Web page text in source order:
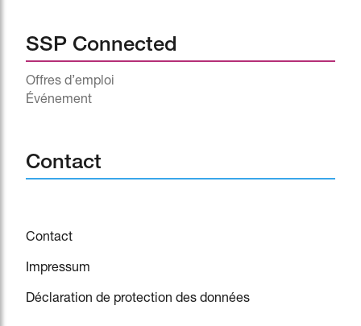
SSP Connected
Offres d’emploi
Événement
Contact
Contact
Impressum
Déclaration de protection des données